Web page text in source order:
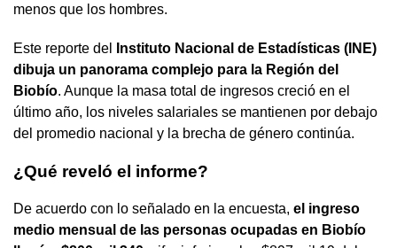
menos que los hombres.
Este reporte del
Instituto Nacional de Estadísticas (INE)
dibuja un panorama complejo para la Región del
Biobío. Aunque la masa total de ingresos creció en el
último año, los niveles salariales se mantienen por debajo
del promedio nacional y la brecha de género continúa.
¿Qué reveló el informe?
De acuerdo con lo señalado en la encuesta, el ingreso
medio mensual de las personas ocupadas en Biobío